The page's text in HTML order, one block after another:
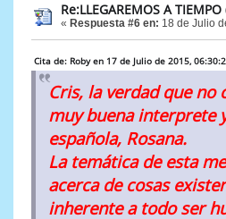
Re:LLEGAREMOS A
« Respuesta #6 en: 18 de Julio
Cita de: Roby en 17 de Julio de 2015,
Cris, la verdad que no
muy buena interprete
española, Rosana.
La temática de esta
acerca de cosas
inherente a todo ser